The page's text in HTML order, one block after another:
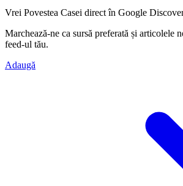
Vrei Povestea Casei direct în Google
Marchează-ne ca sursă preferată și articolele
feed-ul tău.
Adaugă